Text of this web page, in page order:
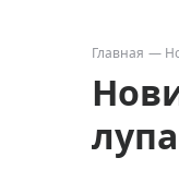
Бинокли
Лупы
Главная